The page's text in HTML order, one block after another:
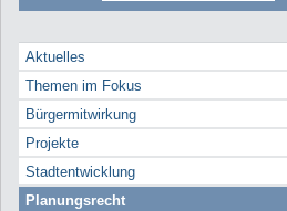
Aktuelles
Themen im Fokus
Bürgermitwirkung
Projekte
Stadtentwicklung
Planungsrecht